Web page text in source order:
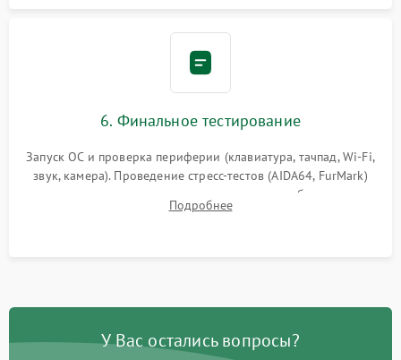
6. Финальное тестирование
Запуск ОС и проверка периферии (клавиатура, тачпад, Wi-Fi,
звук, камера). Проведение стресс-тестов (AIDA64, FurMark)
для контроля температурного режима и стабильности
системы под пиковой нагрузкой.
Подробнее
У Вас остались вопросы?